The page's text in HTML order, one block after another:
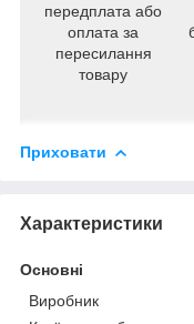
передплата або
оплата за
пересилання
товару
Приховати
Характеристики
Основні
Виробник